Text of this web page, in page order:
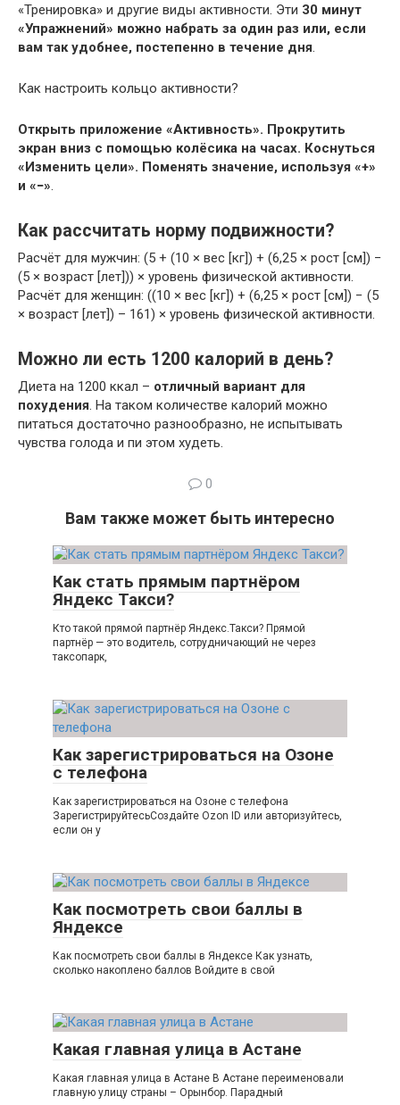
«Тренировка» и другие виды активности. Эти 30 минут
«Упражнений» можно набрать за один раз или, если
вам так удобнее, постепенно в течение дня.
Как настроить кольцо активности?
Открыть приложение «Активность». Прокрутить
экран вниз с помощью колёсика на часах. Коснуться
«Изменить цели». Поменять значение, используя «+»
и «−».
Как рассчитать норму подвижности?
Расчёт для мужчин: (5 + (10 × вес [кг]) + (6,25 × рост [см]) −
(5 × возраст [лет])) × уровень физической активности.
Расчёт для женщин: ((10 × вес [кг]) + (6,25 × рост [см]) − (5
× возраст [лет]) – 161) × уровень физической активности.
Можно ли есть 1200 калорий в день?
Диета на 1200 ккал – отличный вариант для
похудения. На таком количестве калорий можно
питаться достаточно разнообразно, не испытывать
чувства голода и пи этом худеть.
0
Вам также может быть интересно
Как стать прямым партнёром
Яндекс Такси?
Кто такой прямой партнёр Яндекс.Такси? Прямой
партнёр — это водитель, сотрудничающий не через
таксопарк,
Как зарегистрироваться на Озоне
с телефона
Как зарегистрироваться на Озоне с телефона
ЗарегистрируйтесьСоздайте Ozon ID или авторизуйтесь,
если он у
Как посмотреть свои баллы в
Яндексе
Как посмотреть свои баллы в Яндексе Как узнать,
сколько накоплено баллов Войдите в свой
Какая главная улица в Астане
Какая главная улица в Астане В Астане переименовали
главную улицу страны – Орынбор. Парадный